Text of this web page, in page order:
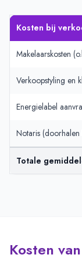
Kosten bij
Makelaarskosten
Verkoopstyling en
Energielabel
Notaris (doorhalen
Totale
Kosten